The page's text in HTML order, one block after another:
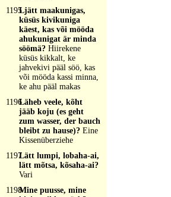
1195Ljätt maakunigas,
küsüs kivikuniga
käest, kas või mööda
ahukunigat är minda
söömä? Hiirekene
küsüs kikkalt, ke
jahvekivi pääl söö, kas
või mööda kassi minna,
ke ahu pääl makas
1196Läheb veele, kõht
jääb koju (es geht
zum wasser, der bauch
bleibt zu hause)? Eine
Kissenüberziehe
1197Lätt lumpi, lobaha-ai,
lätt mõtsa, kõsaha-ai?
Vari
1198Mine puusse, mine